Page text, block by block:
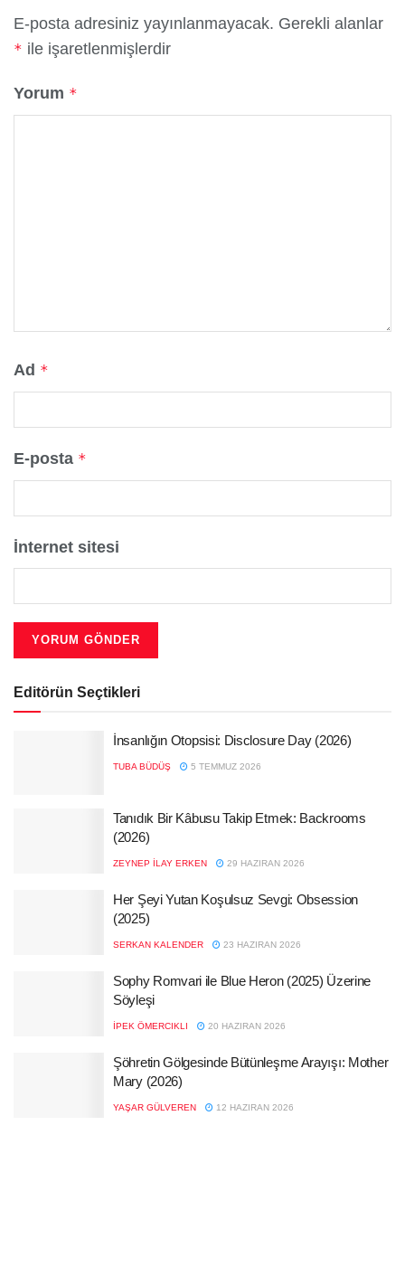
E-posta adresiniz yayınlanmayacak. Gerekli alanlar
* ile işaretlenmişlerdir
Yorum *
Ad *
E-posta *
İnternet sitesi
Editörün Seçtikleri
İnsanlığın Otopsisi: Disclosure Day (2026)
TUBA BÜDÜŞ 5 TEMMUZ 2026
Tanıdık Bir Kâbusu Takip Etmek: Backrooms
(2026)
ZEYNEP İLAY ERKEN 29 HAZIRAN 2026
Her Şeyi Yutan Koşulsuz Sevgi: Obsession
(2025)
SERKAN KALENDER 23 HAZIRAN 2026
Sophy Romvari ile Blue Heron (2025) Üzerine
Söyleşi
İPEK ÖMERCIKLI 20 HAZIRAN 2026
Şöhretin Gölgesinde Bütünleşme Arayışı: Mother
Mary (2026)
YAŞAR GÜLVEREN 12 HAZIRAN 2026